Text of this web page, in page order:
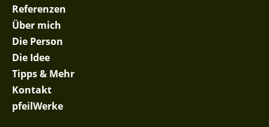
Referenzen
Über mich
Die Person
Die Idee
Tipps & Mehr
Kontakt
pfeilWerke